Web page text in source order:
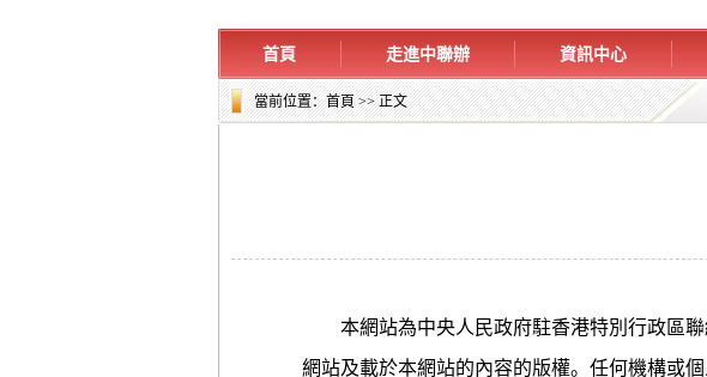
首頁 走進中聯辦 資訊中心
當前位置：首頁>> 正文
本網站為中央人民政府駐香港特別行政區聯
網站及載於本網站的內容的版權。任何機構或